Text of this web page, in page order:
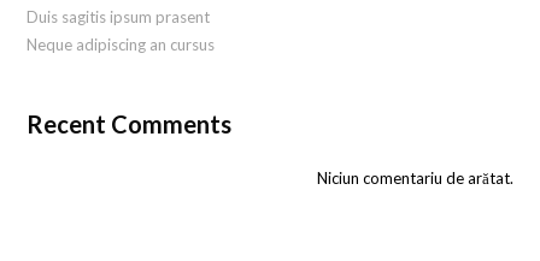
Duis sagitis ipsum prasent
Neque adipiscing an cursus
Recent Comments
Niciun comentariu de arătat.